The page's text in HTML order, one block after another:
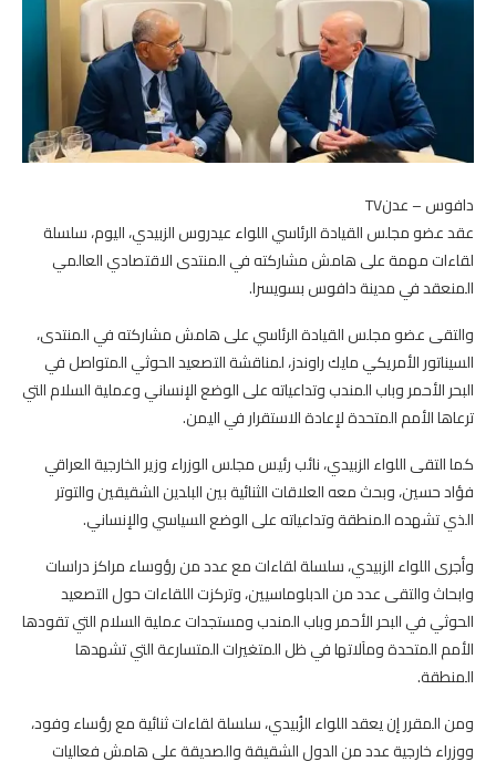
دافوس – عدنTV
عقد عضو مجلس القيادة الرئاسي اللواء عيدروس الزبيدي، اليوم، سلسلة
لقاءات مهمة على هامش مشاركته في المنتدى الاقتصادي العالمي
المنعقد في مدينة دافوس بسويسرا.
والتقى عضو مجلس القيادة الرئاسي على هامش مشاركته في المنتدى،
السيناتور الأمريكي مايك راوندز، لمناقشة التصعيد الحوثي المتواصل في
البحر الأحمر وباب المندب وتداعياته على الوضع الإنساني وعملية السلام التي
ترعاها الأمم المتحدة لإعادة الاستقرار في اليمن.
كما التقى اللواء الزبيدي، نائب رئيس مجلس الوزراء وزير الخارجية العراقي
فؤاد حسين، وبحث معه العلاقات الثنائية بين البلدين الشقيقين والتوتر
الذي تشهده المنطقة وتداعياته على الوضع السياسي والإنساني.
وأجرى اللواء الزبيدي، سلسلة لقاءات مع عدد من رؤوساء مراكز دراسات
وابحاث والتقى عدد من الدبلوماسيين، وتركزت اللقاءات حول التصعيد
الحوثي في البحر الأحمر وباب المندب ومستجدات عملية السلام التي تقودها
الأمم المتحدة ومآلاتها في ظل المتغيرات المتسارعة التي تشهدها
المنطقة.
ومن المقرر إن يعقد اللواء الزُبيدي، سلسلة لقاءات ثنائية مع رؤساء وفود،
ووزراء خارجية عدد من الدول الشقيقة والصديقة على هامش فعاليات